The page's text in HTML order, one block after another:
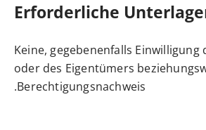
Erforderliche
Keine, gegebenenfalls
oder des Eigentümers
Berechtigungsnachweis.